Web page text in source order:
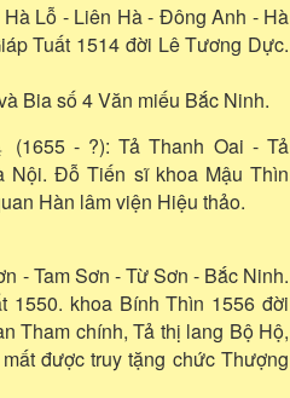
Lỗ - Liên Hà - Đông Anh - Hà
Tuất 1514 đời Lê Tương Dực.
Bia số 4 Văn miếu Bắc Ninh.
(1655 - ?): Tả Thanh Oai - Tả
Nội. Đỗ Tiến sĩ khoa Mậu Thìn
Hàn lâm viện Hiệu thảo.
- Tam Sơn - Từ Sơn - Bắc Ninh.
khoa Bính Thìn 1556 đời
Tham chính, Tả thị lang Bộ Hộ,
được truy tặng chức Thượng